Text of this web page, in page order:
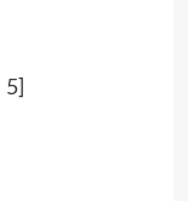
5]